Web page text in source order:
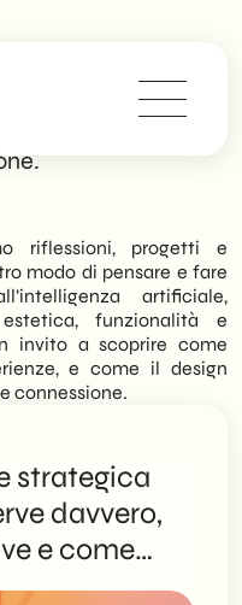
riflessioni, progetti e
modo di pensare e fare
artificiale,
funzionalità e
invito a scoprire come
e come il design
connessione.
strategica
davvero,
e come